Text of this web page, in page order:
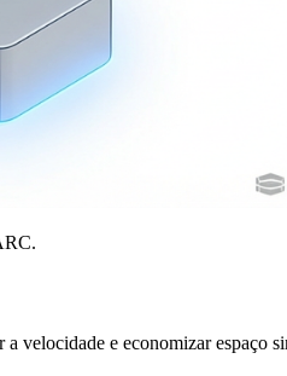
velocidade e economizar espaço